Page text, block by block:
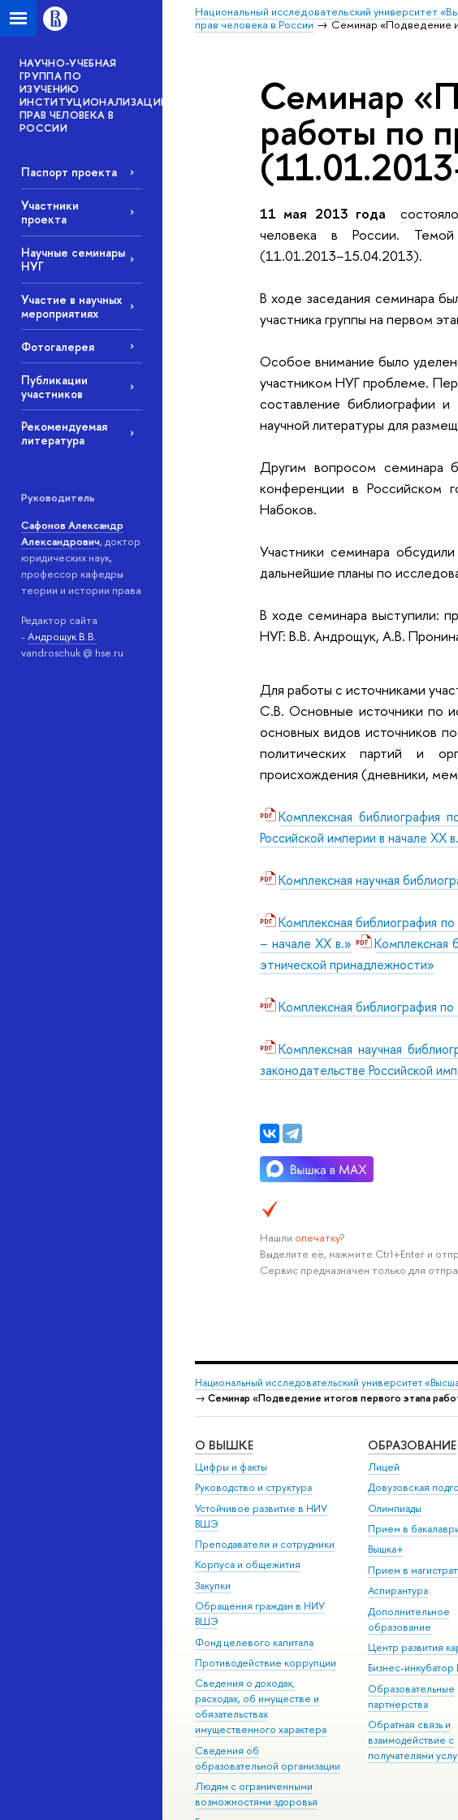
Национальный исследовательский университет
прав человека в России
Семинар «Подведение
НАУЧНО-УЧЕБНАЯ
ГРУППА ПО
ИЗУЧЕНИЮ
ИНСТИТУЦИОНАЛИЗАЦИИ
ПРАВ ЧЕЛОВЕКА В
РОССИИ
Паспорт проекта
Участники
проекта
Научные семинары
НУГ
Участие в научных
мероприятиях
Фотогалерея
Публикации
участников
Рекомендуемая
литература
Руководитель
Сафонов Александр
Александрович, доктор
юридических наук,
профессор кафедры
теории и истории права
Редактор сайта
-Андрощук В.В.
vandroschuk @ hse.ru
Семинар
работы по
11 мая 2013 года
человека в России.
(11.01.2013−15.04.2013).
В ходе заседания семинара
участника группы на первом
Особое внимание было
участником НУГ проблеме.
составление библиографии
научной литературы для
Другим вопросом семинара
конференции в Российском
Набоков.
Участники семинара
дальнейшие планы по
В ходе семинара выступили:
НУГ: В.В. Андрощук, А.В.
Для работы с источниками
С.В. Основные источники по
основных видов источников
политических партий и
происхождения (дневники,
Комплексная библиография
Российской империи в начале XX
Комплексная научная
Комплексная библиография
– начале XX в.»
Комплексная
этнической принадлежности»
Комплексная библиография
Комплексная научная
законодательстве Российской
Нашли опечатку?
Выделите её, нажмите Ctrl+Enter и
Сервис предназначен только для
Национальный исследовательский университет
→ Семинар «Подведение итогов первого этапа
О ВЫШКЕ
Цифры и факты
Руководство и структура
Устойчивое развитие в НИУ
ВШЭ
Преподаватели и сотрудники
Корпуса и общежития
Закупки
Обращения граждан в НИУ
ВШЭ
Фонд целевого капитала
Противодействие коррупции
Сведения о доходах,
расходах, об имуществе и
обязательствах
имущественного характера
Сведения об
образовательной организации
Людям с ограниченными
возможностями здоровья
ОБРАЗОВАНИЕ
Лицей
Довузовская
Олимпиады
Прием в
Вышка+
Прием в
Аспирантура
Дополнительное
образование
Центр развития
Бизнес-
Образовательные
партнерства
Обратная связь и
взаимодействие с
получателями